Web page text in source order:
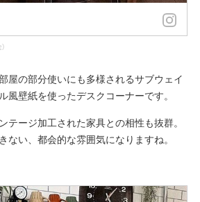
屋の部分使いにも多様されるサブウェイ
風壁紙を使ったデスクコーナーです。
テージ加工された家具との相性も抜群。
ない、都会的な雰囲気になりますね。